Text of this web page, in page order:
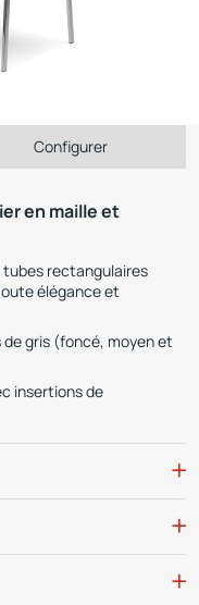
Configurer
en maille et
rectangulaires
élégance et
de gris (foncé, moyen et
insertions de